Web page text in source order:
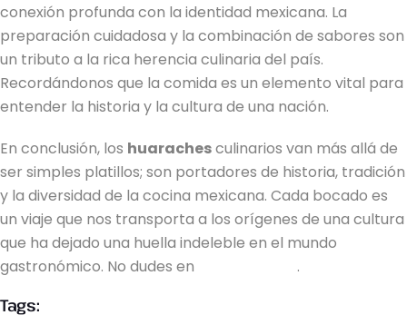
conexión profunda con la identidad mexicana. La
preparación cuidadosa y la combinación de sabores son
un tributo a la rica herencia culinaria del país.
Recordándonos que la comida es un elemento vital para
entender la historia y la cultura de una nación.
En conclusión, los huarachesculinarios van más allá de
ser simples platillos; son portadores de historia, tradición
y la diversidad de la cocina mexicana. Cada bocado es
un viaje que nos transporta a los orígenes de una cultura
que ha dejado una huella indeleble en el mundo
gastronómico. No dudes en
.
Tags: